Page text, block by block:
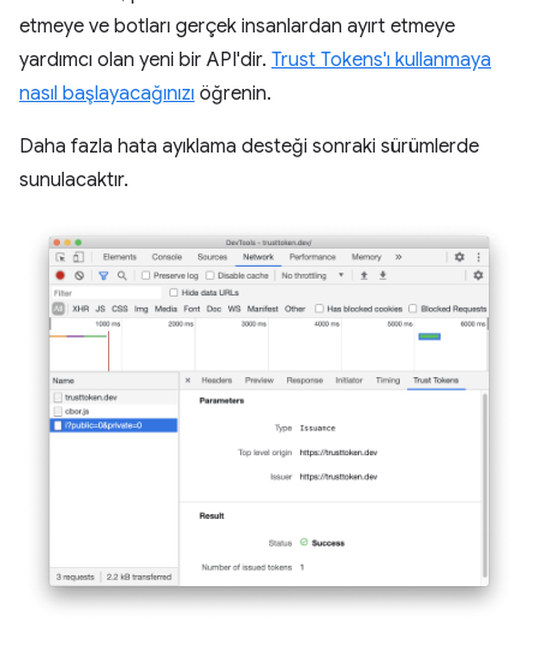
etmeye ve botları gerçek insanlardan ayırt etmeye
yardımcı olan yeni bir API'dir. Trust Tokens'ı kullanmaya
nasıl başlayacağınızı öğrenin.
Daha fazla hata ayıklama desteği sonraki sürümlerde
sunulacaktır.